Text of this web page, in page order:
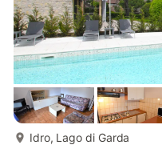
Idro, Lago di Garda